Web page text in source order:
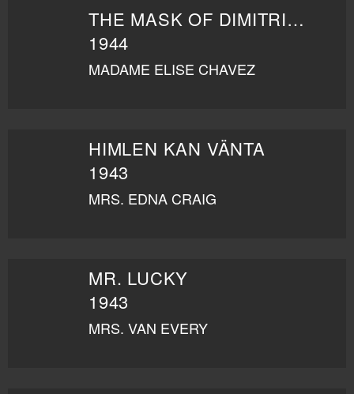
THE MASK OF DIMITRIOS
1944
MADAME ELISE CHAVEZ
HIMLEN KAN VÄNTA
1943
MRS. EDNA CRAIG
MR. LUCKY
1943
MRS. VAN EVERY